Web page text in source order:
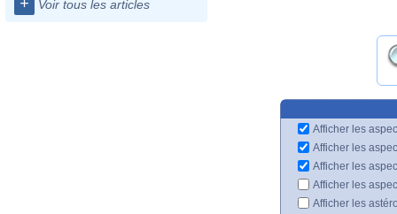
+ Voir tous les articles
Afficher les
Afficher les
Afficher les
Afficher les
Afficher les